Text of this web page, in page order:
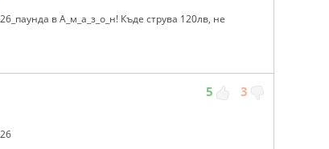
в А_м_а_з_о_н! Къде струва 120лв, не
5 3